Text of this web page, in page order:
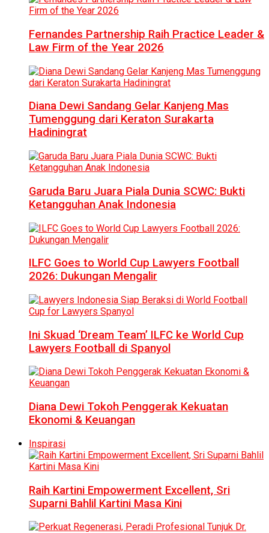
Fernandes Partnership Raih Practice Leader &
Law Firm of the Year 2026
Diana Dewi Sandang Gelar Kanjeng Mas
Tumenggung dari Keraton Surakarta
Hadiningrat
Garuda Baru Juara Piala Dunia SCWC: Bukti
Ketangguhan Anak Indonesia
ILFC Goes to World Cup Lawyers Football
2026: Dukungan Mengalir
Ini Skuad ‘Dream Team’ ILFC ke World Cup
Lawyers Football di Spanyol
Diana Dewi Tokoh Penggerak Kekuatan
Ekonomi & Keuangan
Inspirasi
Raih Kartini Empowerment Excellent, Sri
Suparni Bahlil Kartini Masa Kini